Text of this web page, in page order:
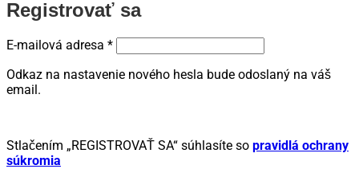
Registrovať sa
E-mailová adresa *Povinné
Odkaz na nastavenie nového hesla bude odoslaný na váš
email.
Stlačením „REGISTROVAŤ SA“ súhlasíte so pravidlá ochrany
súkromia